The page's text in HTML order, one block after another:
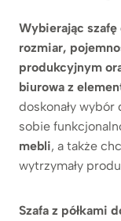
Wybierając
rozmiar,
produkcyjnym
biurowa z
doskonały
sobie
mebli, a także
wytrzymały
Szafa z półkami